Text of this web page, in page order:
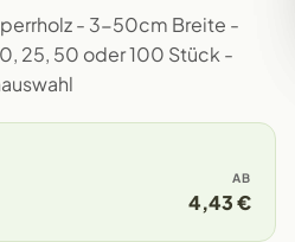
- 3-50cm Breite -
25, 50 oder 100 Stück -
AB
4,43 €